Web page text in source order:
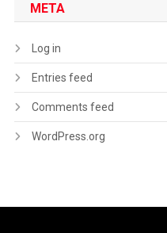
META
Log in
Entries feed
Comments feed
WordPress.org